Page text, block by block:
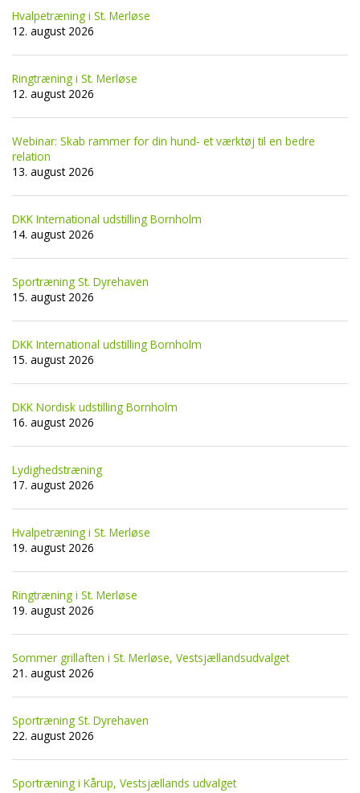
Hvalpetræning i St. Merløse
12. august 2026
Ringtræning i St. Merløse
12. august 2026
Webinar: Skab rammer for din hund- et værktøj til en bedre
relation
13. august 2026
DKK International udstilling Bornholm
14. august 2026
Sportræning St. Dyrehaven
15. august 2026
DKK International udstilling Bornholm
15. august 2026
DKK Nordisk udstilling Bornholm
16. august 2026
Lydighedstræning
17. august 2026
Hvalpetræning i St. Merløse
19. august 2026
Ringtræning i St. Merløse
19. august 2026
Sommer grillaften i St. Merløse, Vestsjællandsudvalget
21. august 2026
Sportræning St. Dyrehaven
22. august 2026
Sportræning i Kårup, Vestsjællands udvalget